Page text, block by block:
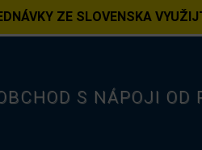
ZE SLOVENSKA
S NÁPOJI OD